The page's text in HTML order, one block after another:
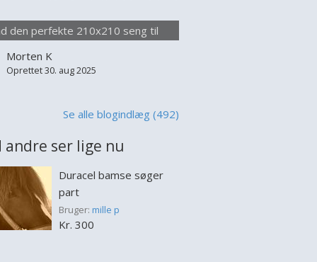
at sove uden at forstyrre hinanden,
dem der blot værdsætter
i deres soveplads. Når man
at købe en 210x210 s...
den perfekte 210x210 seng til
Morten K
Oprettet 30. aug 2025
Se alle blogindlæg (492)
andre ser lige nu
Duracel bamse søger
part
Bruger: mille p
Kr. 300